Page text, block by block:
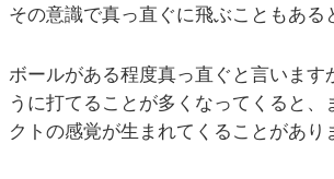
その意識で真っ直ぐに飛ぶこともある
ボールがある程度真っ直ぐと言います
うに打てることが多くなってくると、
クトの感覚が生まれてくることがあり